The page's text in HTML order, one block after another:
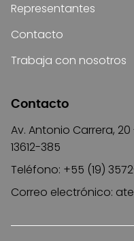
Representantes
Contacto
Trabaja con nosotros
Contacto
Av. Antonio Carrera, 20
13612-385
Teléfono: +55 (19)
Correo electrónico: